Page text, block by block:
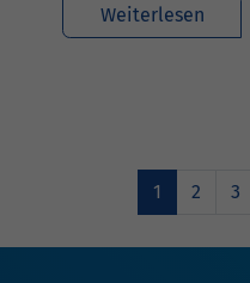
Weiterlesen
1 2 3